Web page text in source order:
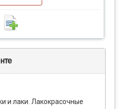
и лаки. Лакокрасочные